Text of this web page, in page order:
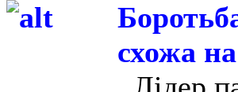
схожа